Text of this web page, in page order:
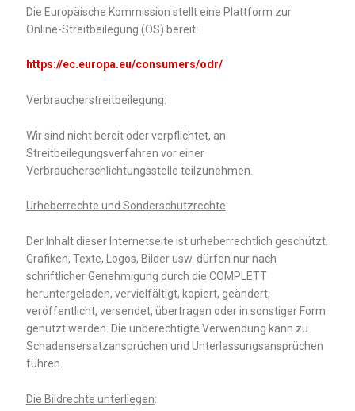
Die Europäische Kommission stellt eine Plattform zur
Online-Streitbeilegung (OS) bereit:
https://ec.europa.eu/consumers/odr/
Verbraucherstreitbeilegung:
Wir sind nicht bereit oder verpflichtet, an
Streitbeilegungsverfahren vor einer
Verbraucherschlichtungsstelle teilzunehmen.
Urheberrechte und Sonderschutzrechte:
Der Inhalt dieser Internetseite ist urheberrechtlich geschützt.
Grafiken, Texte, Logos, Bilder usw. dürfen nur nach
schriftlicher Genehmigung durch die COMPLETT
heruntergeladen, vervielfältigt, kopiert, geändert,
veröffentlicht, versendet, übertragen oder in sonstiger Form
genutzt werden. Die unberechtigte Verwendung kann zu
Schadensersatzansprüchen und Unterlassungsansprüchen
führen.
Die Bildrechte unterliegen: